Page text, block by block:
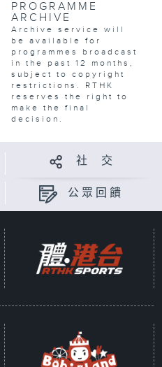
PROGRAMME
ARCHIVE
Archive service will
be available for
programmes broadcast
in the past 12 months,
subject to copyright
restrictions. RTHK
reserves the right to
make the final
decision.
社 交
公眾回饋